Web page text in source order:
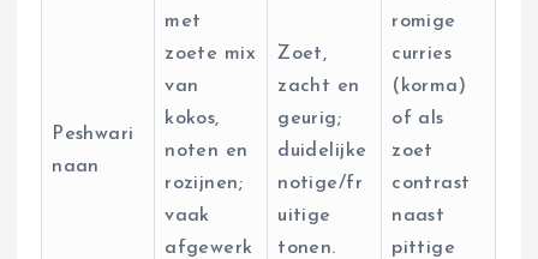
Peshwari
naan
met
zoete mix
van
kokos,
noten en
rozijnen;
vaak
afgewerk
Zoet,
zacht en
geurig;
duidelijke
notige/fr
uitige
tonen.
romige
curries
(korma)
of als
zoet
contrast
naast
pittige